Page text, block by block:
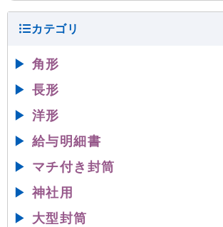
▶ 角形
▶ 長形
▶ 洋形
▶ 給与明細書
▶ マチ付き封筒
▶ 神社用
▶ 大型封筒